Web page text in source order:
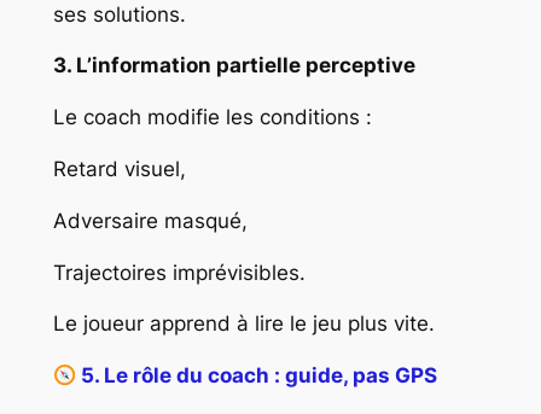
ses solutions.
3. L’information partielle perceptive
Le coach modifie les conditions :
Retard visuel,
Adversaire masqué,
Trajectoires imprévisibles.
Le joueur apprend à lire le jeu plus vite.
5. Le rôle du coach : guide, pas GPS